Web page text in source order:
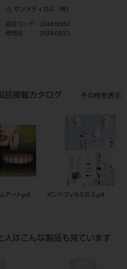
サンメディカル（株）
品目コード ：204610050
発売日
：2024/08/21
品掲載カタログ その他を表示
アート.pdf ボンドフィルＳＢⅡ.pdf
人はこんな製品も見ています